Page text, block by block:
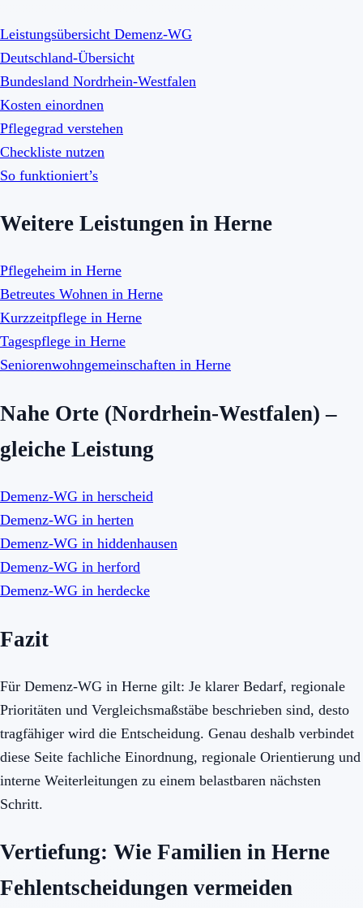
Leistungsübersicht Demenz-WG
Deutschland-Übersicht
Bundesland Nordrhein-Westfalen
Kosten einordnen
Pflegegrad verstehen
Checkliste nutzen
So funktioniert’s
Weitere Leistungen in Herne
Pflegeheim in Herne
Betreutes Wohnen in Herne
Kurzzeitpflege in Herne
Tagespflege in Herne
Seniorenwohngemeinschaften in Herne
Nahe Orte (Nordrhein-Westfalen) –
gleiche Leistung
Demenz-WG in herscheid
Demenz-WG in herten
Demenz-WG in hiddenhausen
Demenz-WG in herford
Demenz-WG in herdecke
Fazit
Für Demenz-WG in Herne gilt: Je klarer Bedarf, regionale
Prioritäten und Vergleichsmaßstäbe beschrieben sind, desto
tragfähiger wird die Entscheidung. Genau deshalb verbindet
diese Seite fachliche Einordnung, regionale Orientierung und
interne Weiterleitungen zu einem belastbaren nächsten
Schritt.
Vertiefung: Wie Familien in Herne
Fehlentscheidungen vermeiden